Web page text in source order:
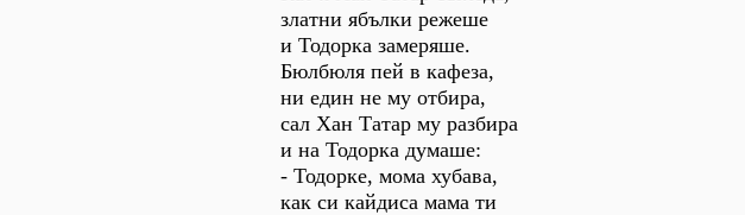
златни ябълки режеше
и Тодорка замеряше.
Бюлбюля пей в кафеза,
ни един не му отбира,
сал Хан Татар му разбира
и на Тодорка думаше:
- Тодорке, мома хубава,
как си кайдиса мама ти